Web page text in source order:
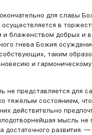
для славы
осуществляется в
блаженством добрых и в
гнева Божия
таким
и
не представляется для
тяжёлым состоянием,
действительно
мысль не
достаточного развития.